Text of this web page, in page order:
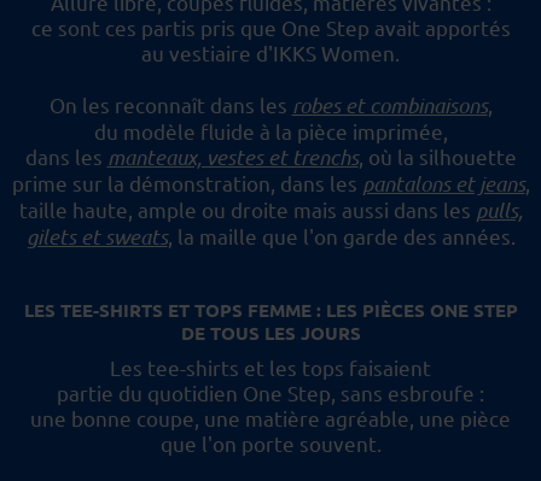
ce sont ces partis pris que One Step avait apportés
au vestiaire d'IKKS Women.
On les reconnaît dans les robes et combinaisons,
du modèle fluide à la pièce imprimée,
dans les manteaux, vestes et trenchs, où la silhouette
prime sur la démonstration, dans les pantalons et jeans,
taille haute, ample ou droite mais aussi dans les pulls,
gilets et sweats, la maille que l'on garde des années.
LES TEE-SHIRTS ET TOPS FEMME : LES PIÈCES ONE STEP
DE TOUS LES JOURS
Les tee-shirts et les tops faisaient
partie du quotidien One Step, sans esbroufe :
une bonne coupe, une matière agréable, une pièce
que l'on porte souvent.